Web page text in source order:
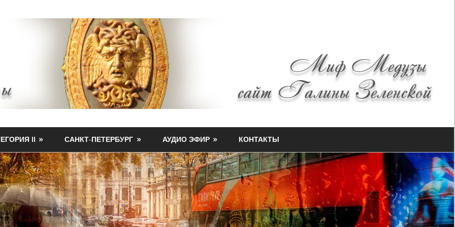
II САНКТ-ПЕТЕРБУРГ АУДИО ЭФИР КОНТАКТЫ